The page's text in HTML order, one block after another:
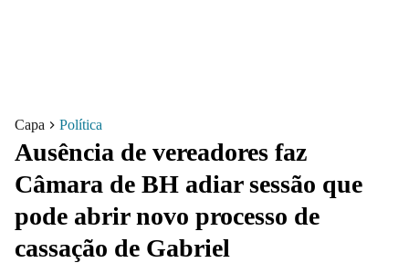
Capa Política
Ausência de vereadores faz
Câmara de BH adiar sessão que
pode abrir novo processo de
cassação de Gabriel